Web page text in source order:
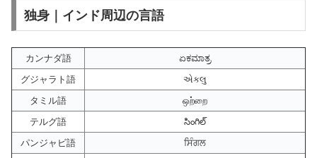
独身｜インド周辺の言語
カンナダ語
ಏಕಮಾತ್ರ
グジャラト語
એકલુ
タミル語
ஒற்றை
テルグ語
సింగిల్
パンジャビ語
ਸਿੰਗਲ